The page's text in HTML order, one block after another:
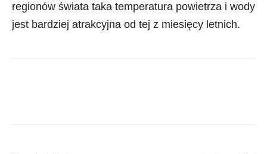
regionów świata taka temperatura powietrza i wody
jest bardziej atrakcyjna od tej z miesięcy letnich.